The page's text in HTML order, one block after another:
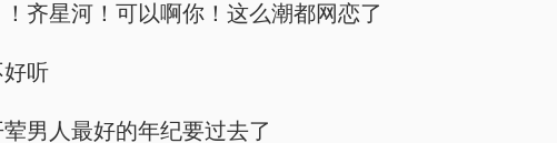
齐星河！可以啊你！这么潮都网恋了
好听
男人最好的年纪要过去了